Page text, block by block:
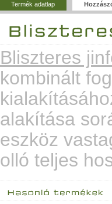
Termék adatlap
Bliszteres
kombinált
alakítása
eszköz
olló teljes